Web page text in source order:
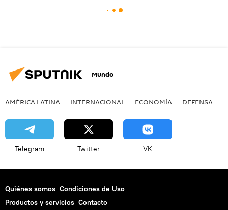
Mundo
AMÉRICA LATINA INTERNACIONAL ECONOMÍA DEFENSA
Telegram Twitter VK
Quiénes somos Condiciones de Uso
Productos y servicios Contacto